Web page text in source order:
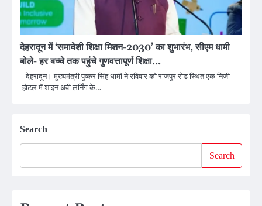
देहरादून में ‘समावेशी शिक्षा मिशन-2030’ का शुभारंभ, सीएम धामी
बोले- हर बच्चे तक पहुंचे गुणवत्तापूर्ण शिक्षा…
देहरादून। मुख्यमंत्री पुष्कर सिंह धामी ने रविवार को राजपुर रोड स्थित एक निजी
होटल में शाइन अवी लर्निंग के…
Search
Search